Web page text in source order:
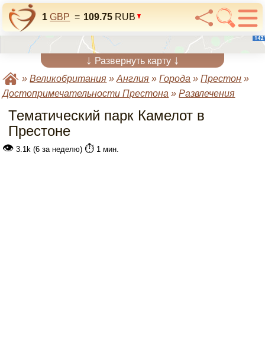
1 GBP = 109.75 RUB
↓ Развернуть карту ↓
»Великобритания »Англия »Города »Престон »
Достопримечательности Престона »Развлечения
Тематический парк Камелот в
Престоне
👁 3.1k (6 за неделю) ⏱️ 1 мин.